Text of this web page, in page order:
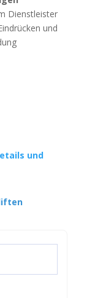
Dienstleister
und
und